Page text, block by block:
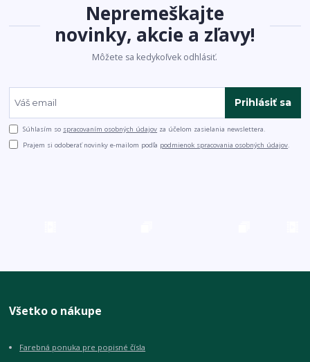
Nepremeškajte
novinky, akcie a zľavy!
Môžete sa kedykoľvek odhlásiť.
Prihlásiť sa
Súhlasím so spracovaním osobných údajov za účelom zasielania newslettera.
Prajem si odoberať novinky e-mailom podľa podmienok spracovania osobných údajov.
Všetko o nákupe
Farebná ponuka pre popisné čísla